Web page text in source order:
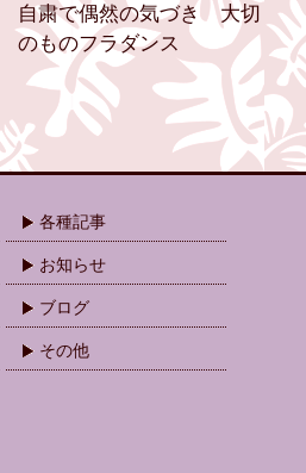
自粛で偶然の気づき 大切
のものフラダンス
各種記事
お知らせ
ブログ
その他